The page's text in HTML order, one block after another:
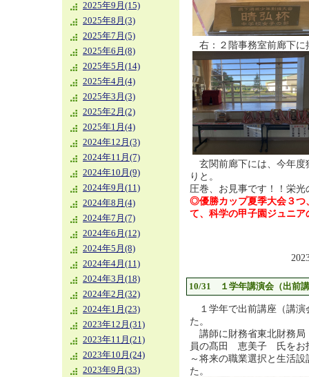
2025年9月(15)
2025年8月(3)
2025年7月(5)
2025年6月(8)
2025年5月(14)
2025年4月(4)
2025年3月(3)
2025年2月(2)
2025年1月(4)
2024年12月(3)
2024年11月(7)
2024年10月(9)
2024年9月(11)
2024年8月(4)
2024年7月(7)
2024年6月(12)
2024年5月(8)
2024年4月(11)
2024年3月(18)
2024年2月(32)
2024年1月(23)
2023年12月(31)
2023年11月(21)
2023年10月(24)
2023年9月(33)
右：２階事務室前廊下に
玄関前廊下には、今年度
りと。
圧巻、お見事です！！栄光
◎優勝カップ夏季大会３つ
て、科学の甲子園ジュニ
10/31 １学年講演会（出前
１学年で出前講座（講演
た。
講師に財務省東北財務
員の髙田 恵美子 氏をお
～将来の職業選択と生活
た。